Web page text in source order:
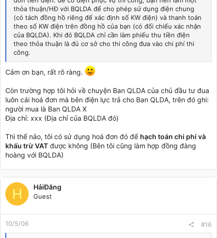
thỏa thuận/HĐ với BQLDA để cho phép sử dụng điện chung
(có tách đồng hồ riêng để xác định số KW điện) và thanh toán
theo số KW điện trên đồng hồ của bạn (có đối chiếu xác nhận
của BQLDA). Khi đó BQLDA chỉ cần làm phiếu thu tiền điện
theo thỏa thuận là đủ cơ sở cho thi công đưa vào chi phí thi
công.
Cảm ơn bạn, rất rõ ràng.
Còn trường hợp tôi hỏi về chuyện Ban QLDA của chủ đầu tư đua
luôn cái hoá đơn mà bên điện lực trả cho Ban QLDA, trên đó ghi:
người mua là Ban QLDA X
Địa chỉ: xxx (Địa chỉ của BQLDA đó)
Thì thế nảo, tôi có sử dụng hoá đơn đó để hạch toán chi phí và
khấu trừ VAT được không (Bên tôi cũng làm hợp đồng đàng
hoàng với BQLDA)
H HảiĐăng
Guest
10/5/06 #16